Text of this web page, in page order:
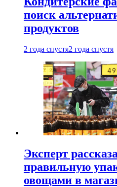
поиск
продуктов
2 года спустя2 года спустя
Эксперт
правильную
овощами в